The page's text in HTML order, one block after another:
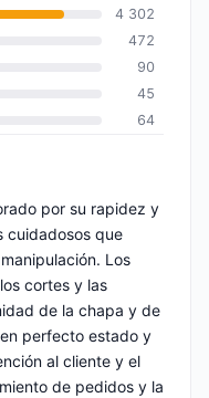
4 302
472
90
45
64
por su rapidez y
cuidadosos que
Los
cortes y las
de la chapa y de
perfecto estado y
al cliente y el
de pedidos y la